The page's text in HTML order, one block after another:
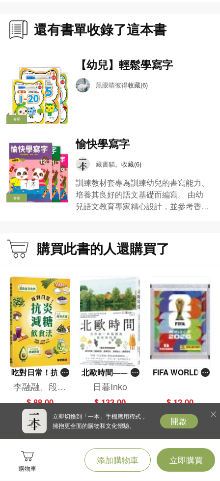
購物車
添加購物車 立即購買
還有書單收錄了這本書
書單
【幼兒】輕鬆學寫字
黑眼睛彼得收藏(6)
書單
愉快學寫字
藏書貓。 收藏(6)
訓練教材套專為訓練幼兒的書寫能力、
培養其良好的語文基礎而編寫。 由幼
兒語文教育專家精心設計，並參考香港
購買此書的人還購買了
吃對日常！抗炎
減糖飲食法
李融融、段佳
麗,黃梨煜、顧
凱辰
$ 88.00
北歐時間——世
界第一幸福國度
教會我的事
日暮Inko
$ 133.00
FIFA WORLD C
包）
$ 12.00
立即切換到「一本」手機應用程式，
擁抱更全面的購物和文化體驗。
開啟